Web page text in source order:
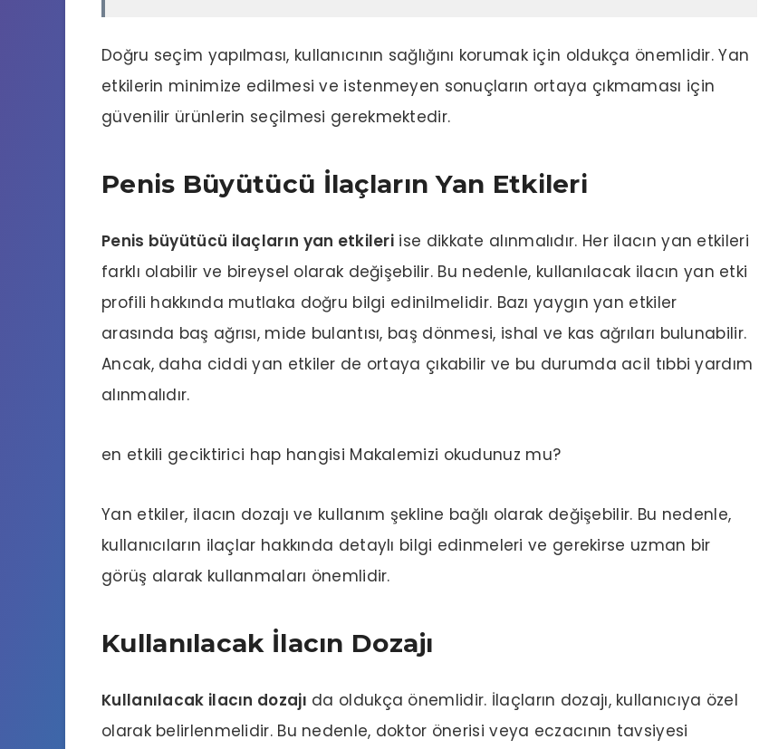
Doğru seçim yapılması, kullanıcının sağlığını korumak için oldukça önemlidir. Yan
etkilerin minimize edilmesi ve istenmeyen sonuçların ortaya çıkmaması için
güvenilir ürünlerin seçilmesi gerekmektedir.
Penis Büyütücü İlaçların Yan Etkileri
Penis büyütücü ilaçların yan etkileri ise dikkate alınmalıdır. Her ilacın yan etkileri
farklı olabilir ve bireysel olarak değişebilir. Bu nedenle, kullanılacak ilacın yan etki
profili hakkında mutlaka doğru bilgi edinilmelidir. Bazı yaygın yan etkiler
arasında baş ağrısı, mide bulantısı, baş dönmesi, ishal ve kas ağrıları bulunabilir.
Ancak, daha ciddi yan etkiler de ortaya çıkabilir ve bu durumda acil tıbbi yardım
alınmalıdır.
en etkili geciktirici hap hangisi Makalemizi okudunuz mu?
Yan etkiler, ilacın dozajı ve kullanım şekline bağlı olarak değişebilir. Bu nedenle,
kullanıcıların ilaçlar hakkında detaylı bilgi edinmeleri ve gerekirse uzman bir
görüş alarak kullanmaları önemlidir.
Kullanılacak İlacın Dozajı
Kullanılacak ilacın dozajı da oldukça önemlidir. İlaçların dozajı, kullanıcıya özel
olarak belirlenmelidir. Bu nedenle, doktor önerisi veya eczacının tavsiyesi